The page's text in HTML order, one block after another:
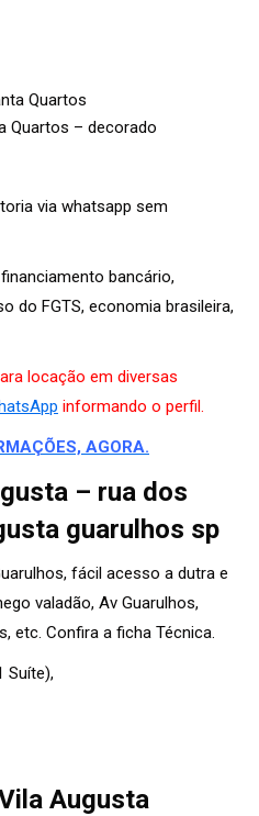
Quartos – decorado
via whatsapp sem
bancário,
do FGTS, economia brasileira,
locação em diversas
informando o perfil.
AGORA.
– rua dos
guarulhos sp
fácil acesso a dutra e
valadão, Av Guarulhos,
etc. Confira a ficha Técnica.
Suíte),
Augusta